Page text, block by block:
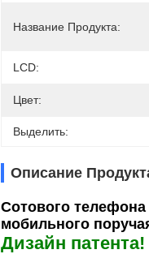
Название Продукта:
LCD:
Цвет:
Выделить:
Описание
Сотового
мобильного
Дизайн патента!